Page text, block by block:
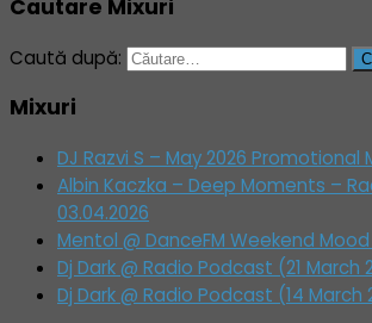
Cautare Mixuri
Caută după:
Mixuri
DJ Razvi S – May 2026 Promotional
Albin Kaczka – Deep Moments –
03.04.2026
Mentol @ DanceFM Weekend
Dj Dark @ Radio Podcast (21 March
Dj Dark @ Radio Podcast (14 March